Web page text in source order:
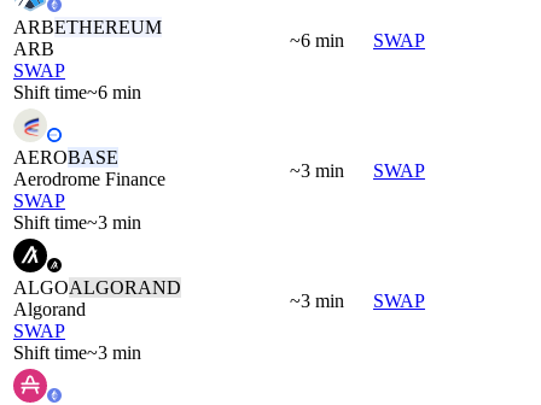
ARBETHEREUM
ARB
SWAP
Shift time~6 min
~6 min SWAP
AEROBASE
Aerodrome Finance
SWAP
Shift time~3 min
~3 min SWAP
ALGOALGORAND
Algorand
SWAP
Shift time~3 min
~3 min SWAP